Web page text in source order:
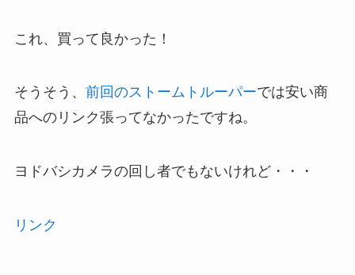
これ、買って良かった！
そうそう、 前回のストームトルーパーでは安い商
品へのリンク張ってなかったですね。
ヨドバシカメラの回し者でもないけれど・・・
リンク